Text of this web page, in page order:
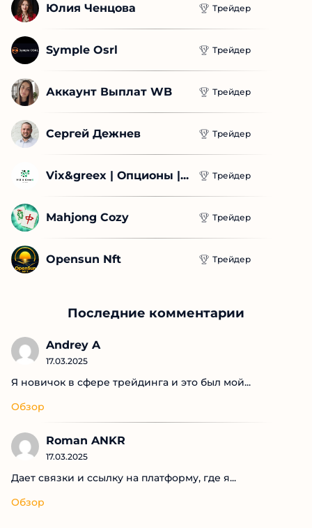
Юлия Ченцова Трейдер
Symple Osrl Трейдер
Аккаунт Выплат WB Трейдер
Сергей Дежнев Трейдер
Vix&greex | Опционы |... Трейдер
Mahjong Cozy Трейдер
Opensun Nft Трейдер
Последние комментарии
Andrey A
17.03.2025
Я новичок в сфере трейдинга и это был мой...
Обзор
Roman ANKR
17.03.2025
Дает связки и ссылку на платформу, где я...
Обзор